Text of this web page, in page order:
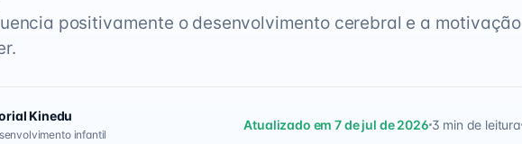
positivamente o desenvolvimento cerebral e a motivação
Kinedu
infantil
Atualizado em 7 de jul de 2026 3 min de leitura